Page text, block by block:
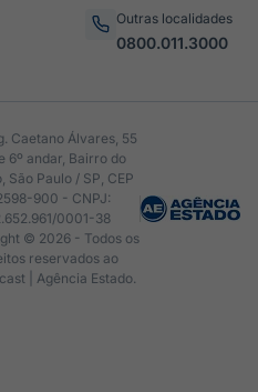
Outras localidades
0800.011.3000
Caetano Álvares, 55
6º andar, Bairro do
São Paulo / SP, CEP
900 - CNPJ:
0001-38
© 2026 - Todos os
reservados ao
| Agência Estado.